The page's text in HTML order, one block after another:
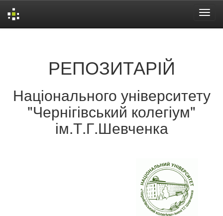
РЕПОЗИТАРІЙ
Національного університету
"Чернігівський колегіум"
ім.Т.Г.Шевченка